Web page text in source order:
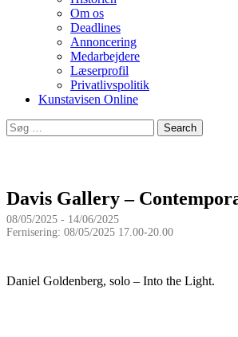
Om os
Deadlines
Annoncering
Medarbejdere
Læserprofil
Privatlivspolitik
Kunstavisen Online
Search
for:
Davis Gallery –
08/05/2025 - 14/06/2025
Fernisering: 08/05/2025 17.00-20.00
Daniel Goldenberg, solo – Into the Light.